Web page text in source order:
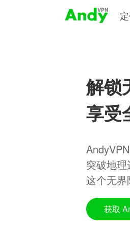
解锁
享受
突破地
这个无界
获取